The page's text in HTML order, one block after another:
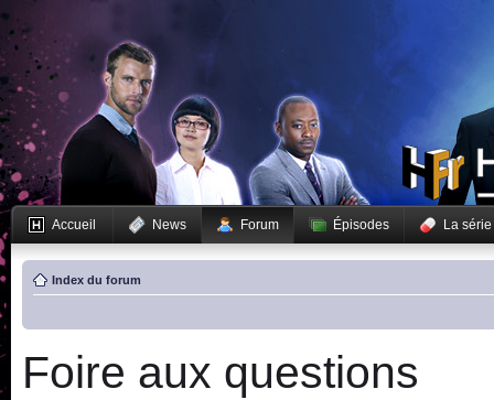
Accueil News Forum Épisodes La série
Index du forum
Foire aux questions